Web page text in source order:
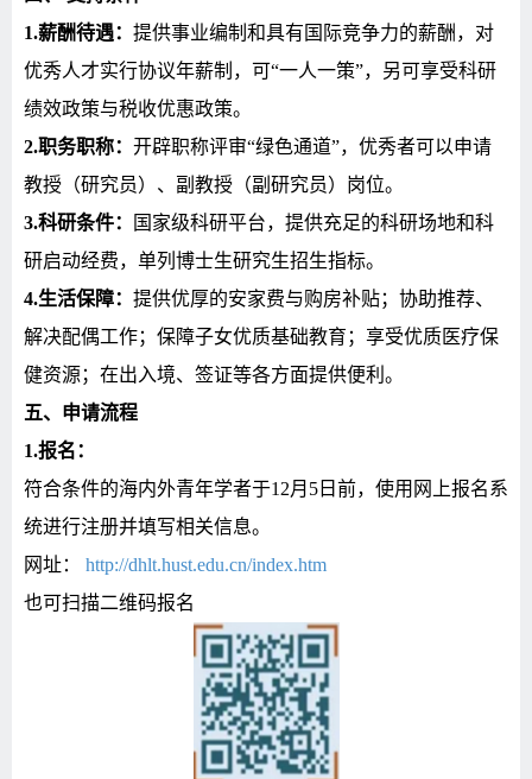
1.薪酬待遇： 提供事业编制和具有国际竞争力的薪酬，对
优秀人才实行协议年薪制，可“一人一策”，另可享受科研
绩效政策与税收优惠政策。
2.职务职称： 开辟职称评审“绿色通道”，优秀者可以申请
教授（研究员）、副教授（副研究员）岗位。
3.科研条件： 国家级科研平台， 提供充足的科研场地和科
研启动经费，单列博士生研究生招生指标。
4.生活保障： 提供优厚的安家费与购房补贴；协助推荐、
解决配偶工作；保障子女优质基础教育；享受优质医疗保
健资源；在出入境、签证等各方面提供便利。
五、申请流程
1.报名：
符合条件的海内外青年学者于12月 5 日前，使用网上报名系
统进行注册并填写相关信息。
网址：
http://dhlt.hust.edu.cn/index.htm
也可扫描二维码报名